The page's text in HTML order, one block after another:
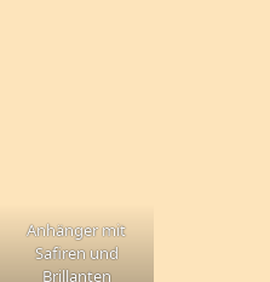
Anhänger mit
Safiren und
Brillanten